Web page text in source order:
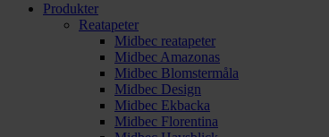
Produkter
Reatapeter
Midbec reatapeter
Midbec Amazonas
Midbec Blomstermåla
Midbec Design
Midbec Ekbacka
Midbec Florentina